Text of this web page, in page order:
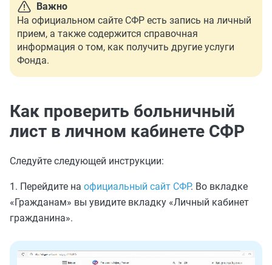
Важно
На официальном сайте СФР есть запись на личный
прием, а также содержится справочная
информация о том, как получить другие услуги
Фонда.
Как проверить больничный
лист в личном кабинете СФР
Следуйте следующей инструкции:
1. Перейдите на официальный сайт СФР. Во вкладке
«Гражданам» вы увидите вкладку «Личный кабинет
гражданина».